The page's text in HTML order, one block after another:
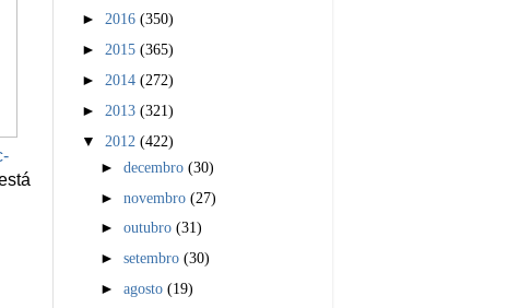
► 2016 (350)
► 2015 (365)
► 2014 (272)
► 2013 (321)
▼ 2012 (422)
►decembro(30)
►novembro(27)
►outubro(31)
►setembro(30)
►agosto(19)